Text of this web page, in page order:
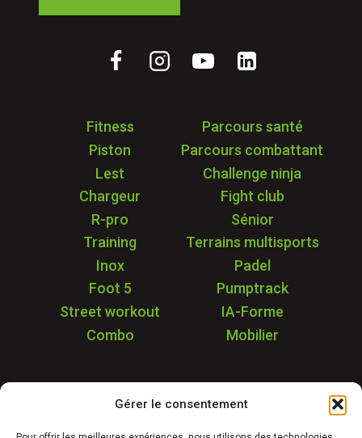
Gérer le consentement
Fitness
Parcours santé
Piston
Parcours combattant
Lest
Challenge ninja
Chargeur
Fight club
R-pro
Sénior
Training
Terrains multisports
Inox
Padel
Foot 5
Pumptrack
Street workout
IA-Forme
Combo
Mobilier
Garantie & SAV